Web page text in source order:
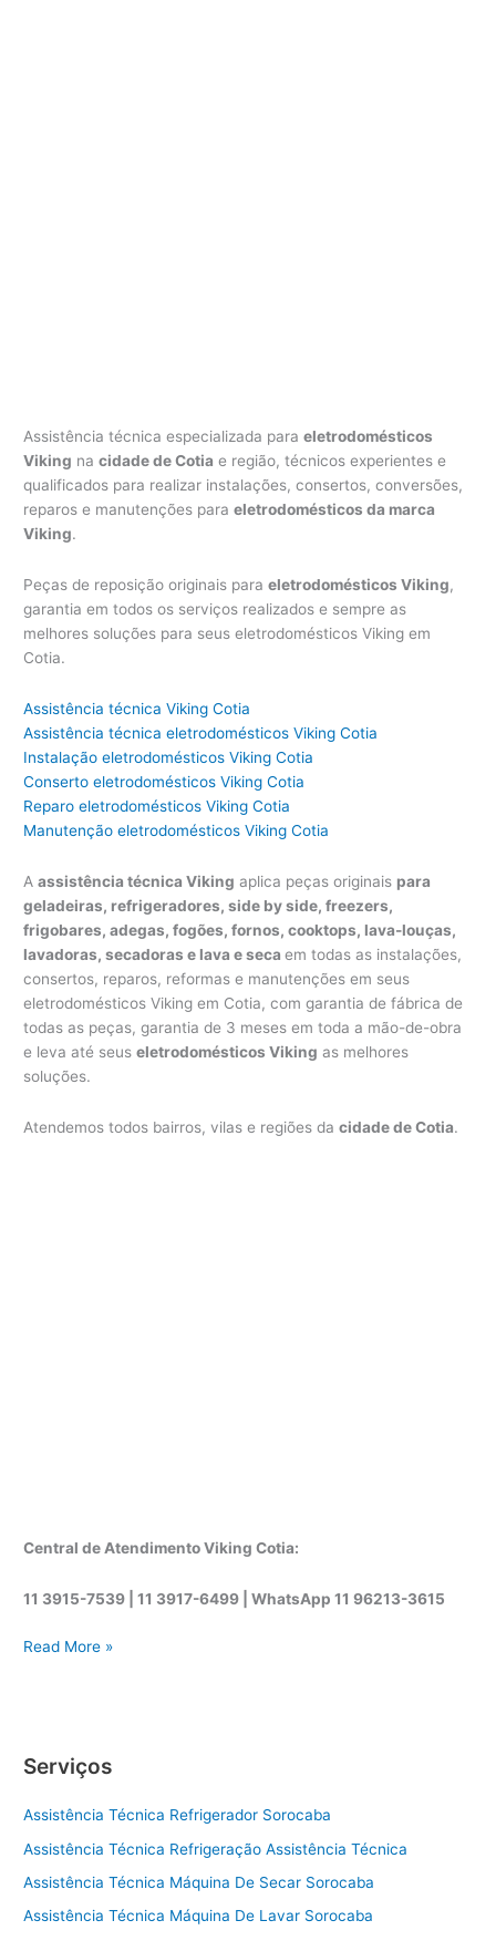
Assistência técnica especializada paraeletrodomésticos
Viking nacidade de Cotia e região, técnicos experientes e
qualificados para realizar instalações, consertos, conversões,
reparos e manutenções paraeletrodomésticos da marca
Viking.
Peças de reposição originais paraeletrodomésticos Viking,
garantia em todos os serviços realizados e sempre as
melhores soluções para seus eletrodomésticos Viking em
Cotia.
Assistência técnica Viking Cotia
Assistência técnica eletrodomésticos Viking Cotia
Instalação eletrodomésticos Viking Cotia
Conserto eletrodomésticos Viking Cotia
Reparo eletrodomésticos Viking Cotia
Manutenção eletrodomésticos Viking Cotia
Aassistência técnica Viking aplica peças originais para
geladeiras, refrigeradores, side by side, freezers,
frigobares, adegas, fogões, fornos, cooktops, lava-louças,
lavadoras, secadoras e lava e secaem todas as instalações,
consertos, reparos, reformas e manutenções em seus
eletrodomésticos Viking em Cotia, com garantia de fábrica de
todas as peças, garantia de 3 meses em toda a mão-de-obra
e leva até seuseletrodomésticos Viking as melhores
soluções.
Atendemos todos bairros, vilas e regiões dacidade de Cotia.
Central de Atendimento Viking Cotia:
11 3915-7539 | 11 3917-6499 |WhatsApp11 96213-3615
A
t
n
c
a
t
Read More »
Serviços
Assistência Técnica Refrigerador Sorocaba
Assistência Técnica Refrigeração Assistência Técnica
Assistência Técnica Máquina De Secar Sorocaba
Assistência Técnica Máquina De Lavar Sorocaba